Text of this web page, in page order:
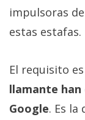
impulsoras
estas estafas.
El requisito
llamante
Google. Es la